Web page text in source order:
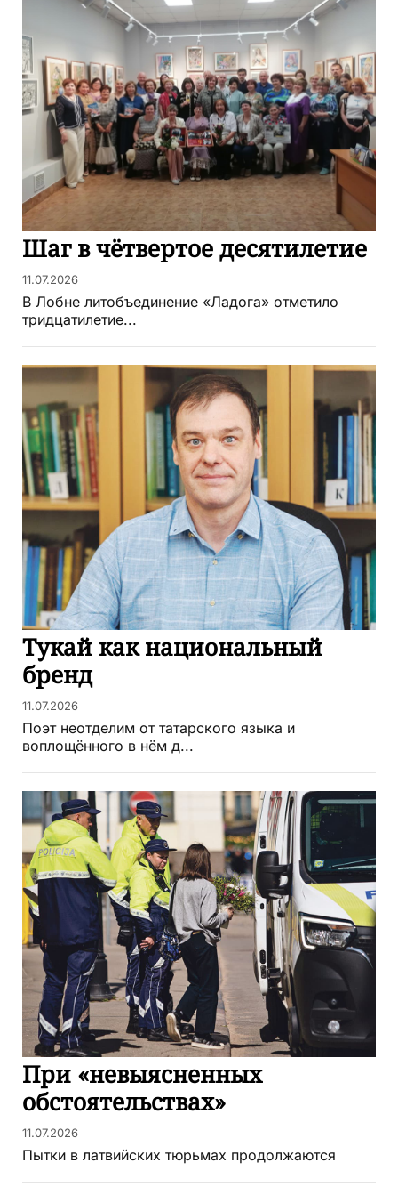
Шаг в чётвертое десятилетие
11.07.2026
В Лобне литобъединение «Ладога» отметило
тридцатилетие...
Тукай как национальный
бренд
11.07.2026
Поэт неотделим от татарского языка и
воплощённого в нём д...
При «невыясненных
обстоятельствах»
11.07.2026
Пытки в латвийских тюрьмах продолжаются